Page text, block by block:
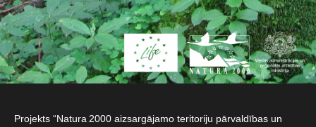
Projekts “Natura 2000 aizsargājamo teritoriju pārvaldības un